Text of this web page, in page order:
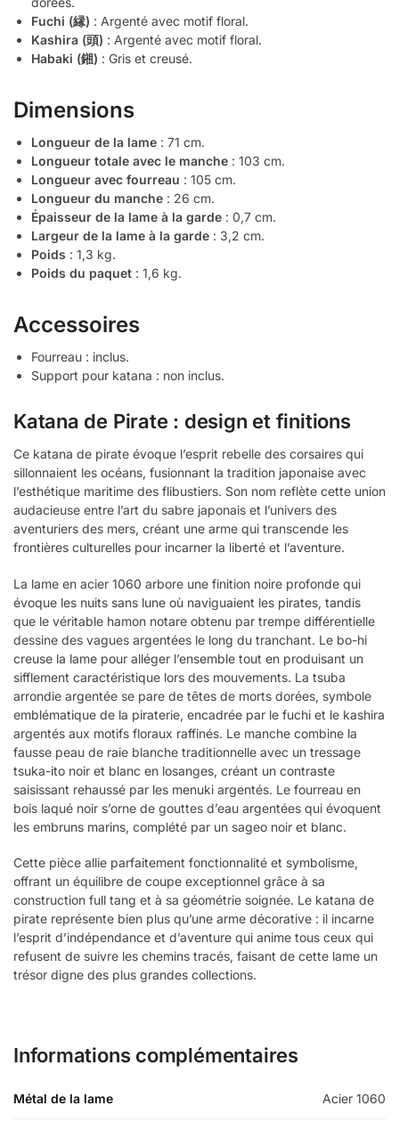
Fuchi (縁) : Argenté avec motif floral.
Kashira (頭) : Argenté avec motif floral.
Habaki (鎺) : Gris et creusé.
Dimensions
Longueur de la lame : 71 cm.
Longueur totale avec le manche : 103 cm.
Longueur avec fourreau : 105 cm.
Longueur du manche : 26 cm.
Épaisseur de la lame à la garde : 0,7 cm.
Largeur de la lame à la garde : 3,2 cm.
Poids : 1,3 kg.
Poids du paquet : 1,6 kg.
Accessoires
Fourreau : inclus.
Support pour katana : non inclus.
Katana de Pirate : design et finitions
Ce katana de pirate évoque l’esprit rebelle des corsaires qui
sillonnaient les océans, fusionnant la tradition japonaise avec
l’esthétique maritime des flibustiers. Son nom reflète cette union
audacieuse entre l’art du sabre japonais et l’univers des
aventuriers des mers, créant une arme qui transcende les
frontières culturelles pour incarner la liberté et l’aventure.
La lame en acier 1060 arbore une finition noire profonde qui
évoque les nuits sans lune où naviguaient les pirates, tandis
que le véritable hamon notare obtenu par trempe différentielle
dessine des vagues argentées le long du tranchant. Le bo-hi
creuse la lame pour alléger l’ensemble tout en produisant un
sifflement caractéristique lors des mouvements. La tsuba
arrondie argentée se pare de têtes de morts dorées, symbole
emblématique de la piraterie, encadrée par le fuchi et le kashira
argentés aux motifs floraux raffinés. Le manche combine la
fausse peau de raie blanche traditionnelle avec un tressage
tsuka-ito noir et blanc en losanges, créant un contraste
saisissant rehaussé par les menuki argentés. Le fourreau en
bois laqué noir s’orne de gouttes d’eau argentées qui évoquent
les embruns marins, complété par un sageo noir et blanc.
Cette pièce allie parfaitement fonctionnalité et symbolisme,
offrant un équilibre de coupe exceptionnel grâce à sa
construction full tang et à sa géométrie soignée. Le katana de
pirate représente bien plus qu’une arme décorative : il incarne
l’esprit d’indépendance et d’aventure qui anime tous ceux qui
refusent de suivre les chemins tracés, faisant de cette lame un
trésor digne des plus grandes collections.
Informations complémentaires
Métal de la lame Acier 1060